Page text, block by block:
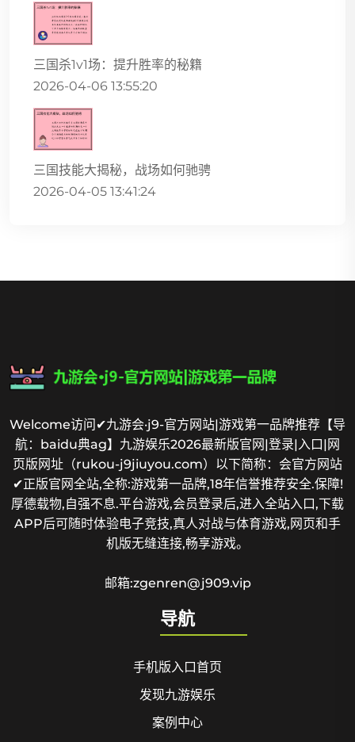
三国杀1v1场：提升胜率的秘籍
2026-04-06 13:55:20
三国技能大揭秘，战场如何驰骋
2026-04-05 13:41:24
Welcome访问✔九游会·j9-官方网站|游戏第一品牌推荐【导
航：baidu典ag】九游娱乐2026最新版官网|登录|入口|网
页版网址（rukou-j9jiuyou.com）以下简称：会官方网站
✔正版官网全站,全称:游戏第一品牌,18年信誉推荐安全.保障!
厚德载物,自强不息.平台游戏,会员登录后,进入全站入口,下载
APP后可随时体验电子竞技,真人对战与体育游戏,网页和手
机版无缝连接,畅享游戏。
邮箱:zgenren@j909.vip
导航
手机版入口首页
发现九游娱乐
案例中心